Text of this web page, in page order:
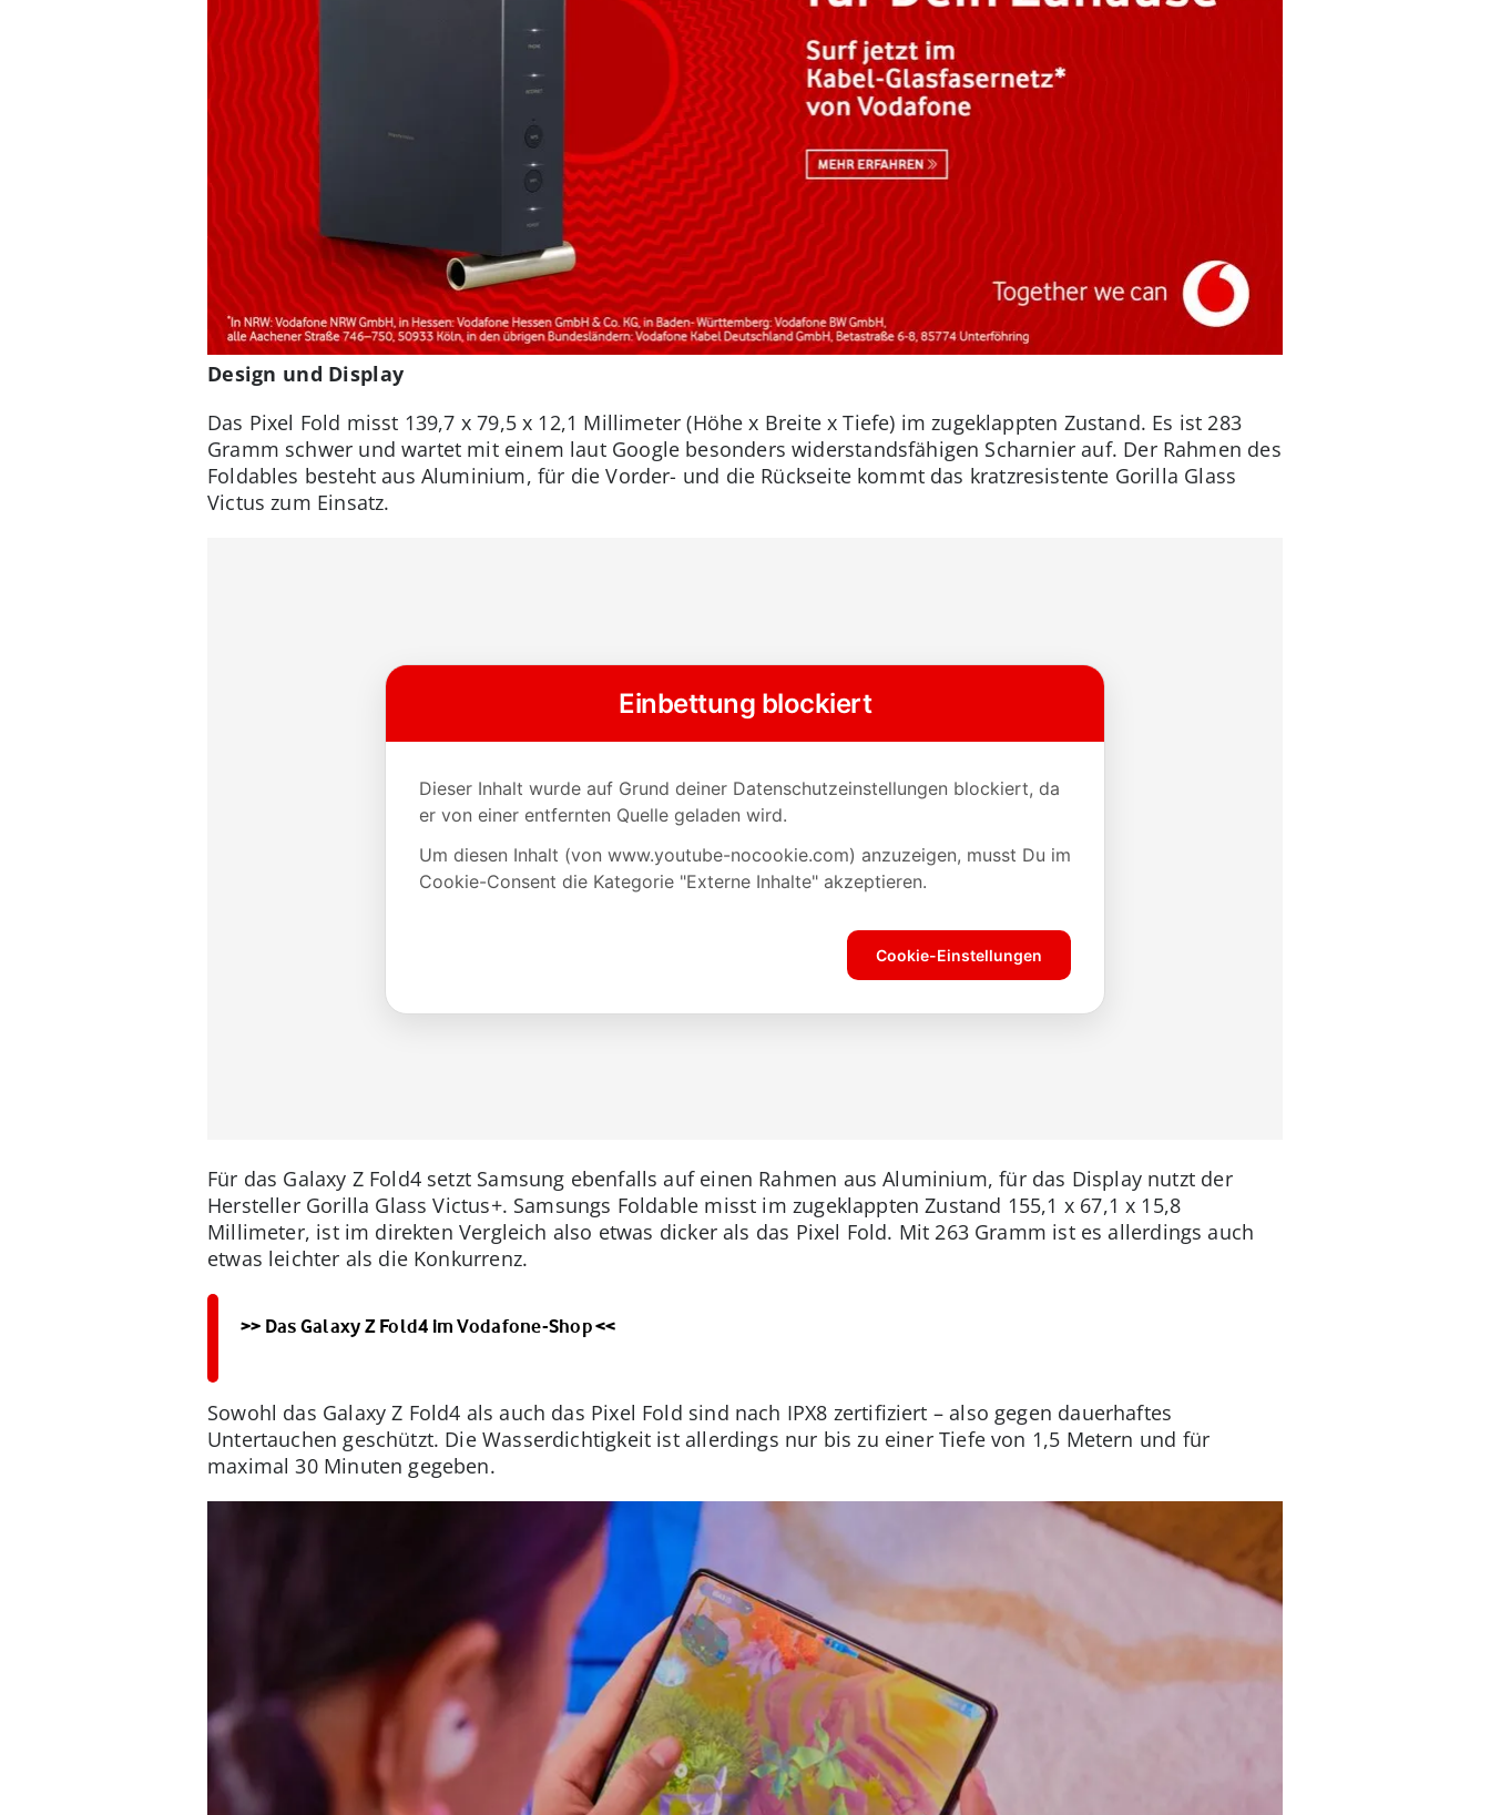
Design und Display
Das Pixel Fold misst 139,7 x 79,5 x 12,1 Millimeter (Höhe x Breite x Tiefe) im zugeklappten Zustand. Es ist 283
Gramm schwer und wartet mit einem laut Google besonders widerstandsfähigen Scharnier auf. Der Rahmen des
Foldables besteht aus Aluminium, für die Vorder- und die Rückseite kommt das kratzresistente Gorilla Glass
Victus zum Einsatz.
Für das Galaxy Z Fold4 setzt Samsung ebenfalls auf einen Rahmen aus Aluminium, für das Display nutzt der
Hersteller Gorilla Glass Victus+. Samsungs Foldable misst im zugeklappten Zustand 155,1 x 67,1 x 15,8
Millimeter, ist im direkten Vergleich also etwas dicker als das Pixel Fold. Mit 263 Gramm ist es allerdings auch
etwas leichter als die Konkurrenz.
>> Das Galaxy Z Fold4 im Vodafone-Shop <<
Sowohl das Galaxy Z Fold4 als auch das Pixel Fold sind nach IPX8 zertifiziert – also gegen dauerhaftes
Untertauchen geschützt. Die Wasserdichtigkeit ist allerdings nur bis zu einer Tiefe von 1,5 Metern und für
maximal 30 Minuten gegeben.